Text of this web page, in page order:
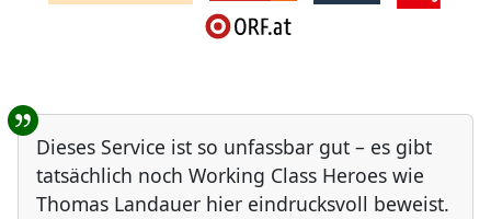
Benutzer-Rückmeldungen
Dieses Service ist so unfassbar gut – es gibt
tatsächlich noch Working Class Heroes wie
Thomas Landauer hier eindrucksvoll beweist.